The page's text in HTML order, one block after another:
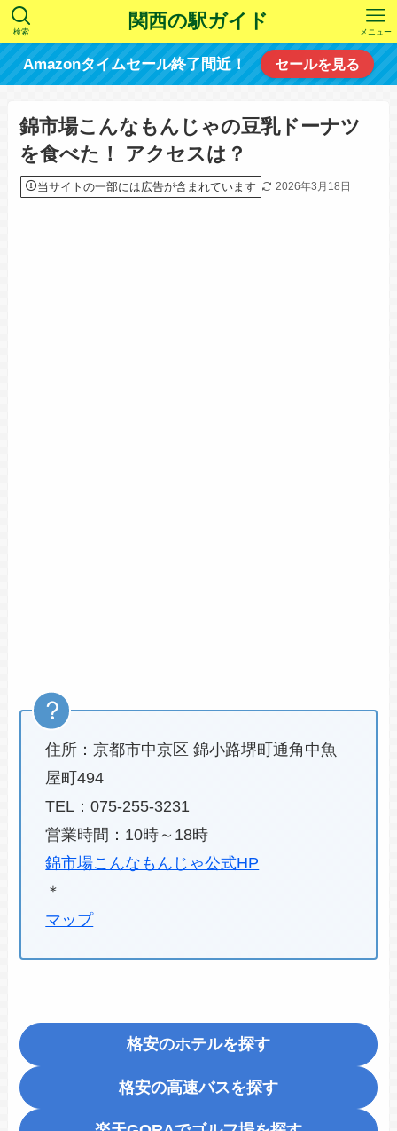
関西の駅ガイド
検索 メニュー
Amazonタイムセール終了間近！ セールを見る
錦市場こんなもんじゃの豆乳ドーナツ
を食べた！ アクセスは？
当サイトの一部には広告が含まれています 2026年3月18日
住所：京都市中京区 錦小路堺町通角中魚
屋町494
TEL：075-255-3231
営業時間：10時～18時
錦市場こんなもんじゃ公式HP
＊
マップ
格安のホテルを探す
格安の高速バスを探す